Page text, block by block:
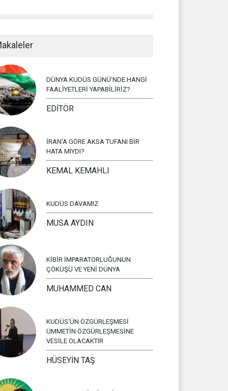
DÜNYA KUDÜS GÜNÜ’NDE HANGİ
FAALİYETLERİ YAPABİLİRİZ?
EDİTÖR
İRAN'A GÖRE AKSA TUFANI BİR
HATA MIYDI?
KEMAL KEMAHLI
KUDÜS DAVAMIZ
MUSA AYDIN
KİBİR İMPARATORLUĞUNUN
ÇÖKÜŞÜ VE YENİ DÜNYA
MUHAMMED CAN
KUDÜS'ÜN ÖZGÜRLEŞMESİ
ÜMMETİN ÖZGÜRLEŞMESİNE
VESİLE OLACAKTIR
HÜSEYİN TAŞ